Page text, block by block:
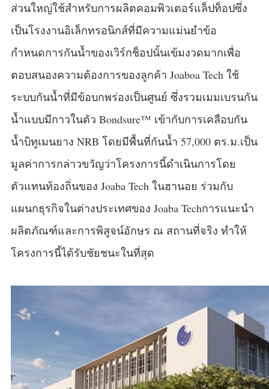
ส่วนใหญ่ใช้สำหรับการผลิตคอมพิวเตอร์แล็ปท็อปซึ่ง
เป็นโรงงานอิเล็กทรอนิกส์ที่มีความแม่นยำข้อ
กำหนดการกันน้ำของเวิร์กช็อปนั้นเข้มงวดมากเพื่อ
ตอบสนองความต้องการของลูกค้า Joaboa Tech ใช้
ระบบกันน้ำที่มีข้อบกพร่องเป็นศูนย์ ซึ่งรวมเมมเบรนกัน
น้ำแบบมีกาวในตัว Bondsure™ เข้ากับการเคลือบกัน
น้ำบิทูเมนยาง NRB โดยมีพื้นที่กันน้ำ 57,000 ตร.ม.เป็น
มูลค่าการกล่าวขวัญว่าโครงการนี้ดำเนินการโดย
ตัวแทนท้องถิ่นของ Joaba Tech ในฮานอย ร่วมกับ
แผนกธุรกิจในต่างประเทศของ Joaba Techการแนะนำ
ผลิตภัณฑ์และการพิสูจน์อักษร ณ สถานที่จริง ทำให้
โครงการนี้ได้รับชัยชนะในที่สุด